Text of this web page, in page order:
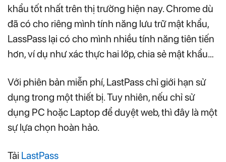
khẩu tốt nhất trên thị trường hiện nay. Chrome dù
đã có cho riêng mình tính năng lưu trữ mật khẩu,
LassPass lại có cho mình nhiều tính năng tiên tiến
hơn, ví dụ như xác thực hai lớp, chia sẻ mật khẩu…
Với phiên bản miễn phí, LastPass chỉ giới hạn sử
dụng trong một thiết bị. Tuy nhiên, nếu chỉ sử
dụng PC hoặc Laptop để duyệt web, thì đây là một
sự lựa chọn hoàn hảo.
Tải LastPass